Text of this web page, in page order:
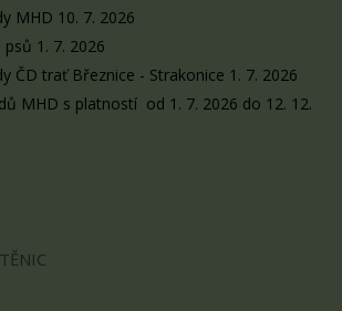
MHD 10. 7. 2026
psů 1. 7. 2026
ČD trať Březnice - Strakonice 1. 7. 2026
MHD s platností od 1. 7. 2026 do 12. 12.